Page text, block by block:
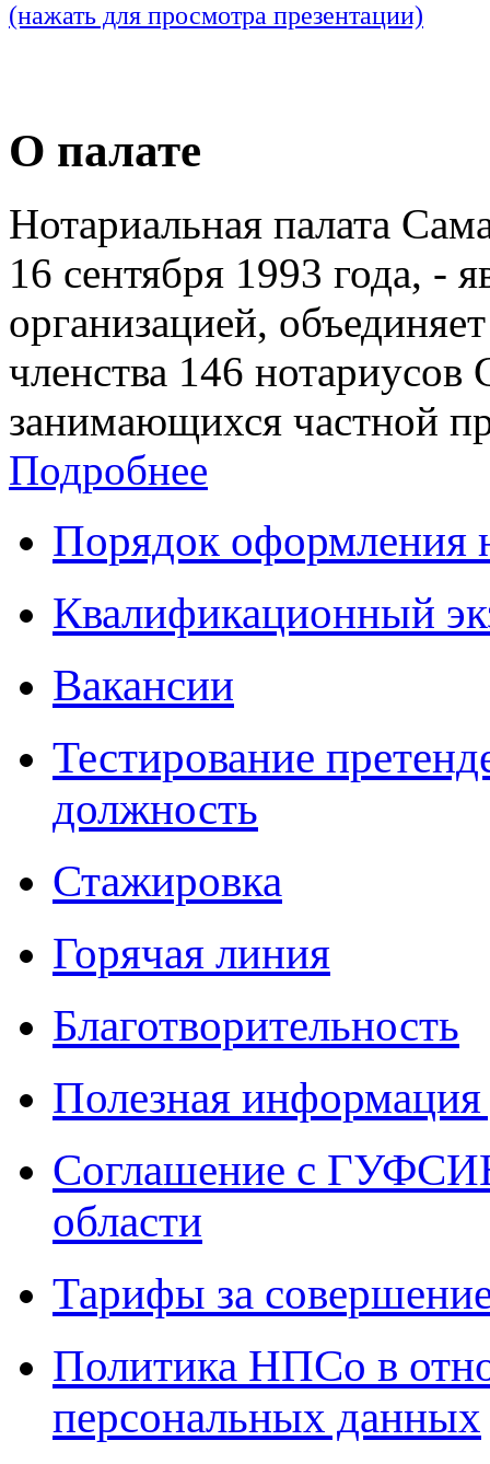
(нажать для просмотра презентации)
О палате
Нотариальная палата
16 сентября 1993 года, -
организацией,
членства 146 нотариусов
занимающихся частной
Подробнее
Порядок оформления
Квалификационный
Вакансии
Тестирование
должность
Стажировка
Горячая линия
Благотворительность
Полезная
Соглашение с
области
Тарифы за
Политика НПСо в
персональных данных